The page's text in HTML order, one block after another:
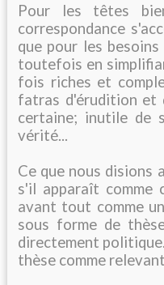
Pour les têtes
correspondance
que pour les
toutefois en
fois riches et
fatras d'érudition et
certaine; inutile de
vérité...
Ce que nous disions
s'il apparaît comme
avant tout comme
sous forme de
directement
thèse comme